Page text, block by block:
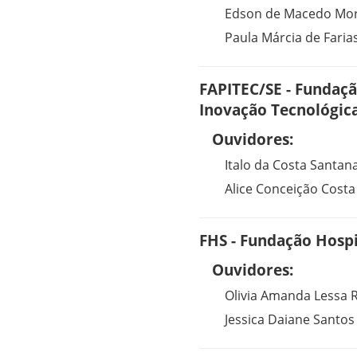
Edson de Macedo
Paula Márcia de
FAPITEC/SE -
Inovação
Ouvidores:
Italo da Costa
Alice Conceição
FHS - Fundação
Ouvidores:
Olivia Amanda Lessa
Jessica Daiane